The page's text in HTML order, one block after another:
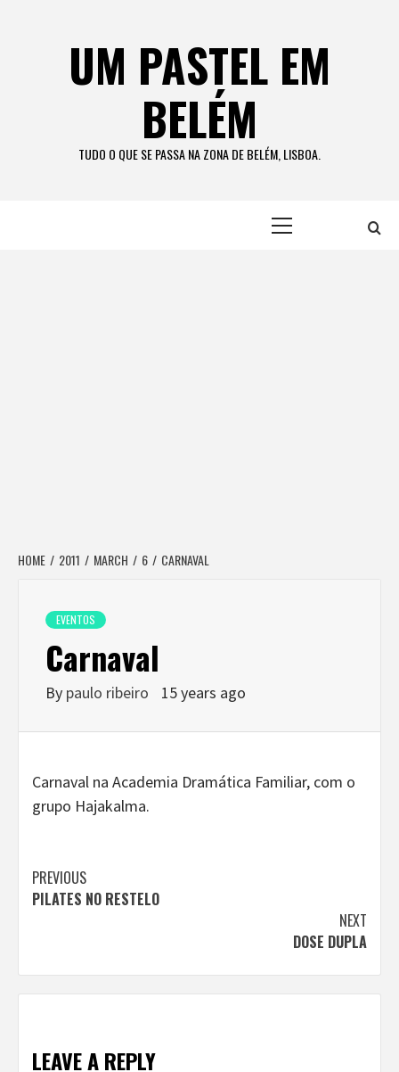
UM PASTEL EM
BELÉM
TUDO O QUE SE PASSA NA ZONA DE BELÉM, LISBOA.
HOME 2011 MARCH 6 CARNAVAL
EVENTOS
Carnaval
By paulo ribeiro 15 years ago
Carnaval na Academia Dramática Familiar, com o
grupo Hajakalma.
Continue
Reading
PREVIOUS
PILATES NO RESTELO
NEXT
DOSE DUPLA
LEAVE A REPLY